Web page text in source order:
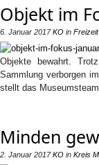
Objekt im
6. Januar 2017 KO in
Objekte bewahrt.
Sammlung verborgen
stellt das
Minden
2. Januar 2017 KO in Kreis